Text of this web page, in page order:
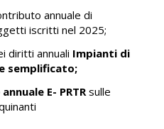
annuale di
iscritti nel 2025;
diritti annuali Impianti di
semplificato;
E- PRTRsulle